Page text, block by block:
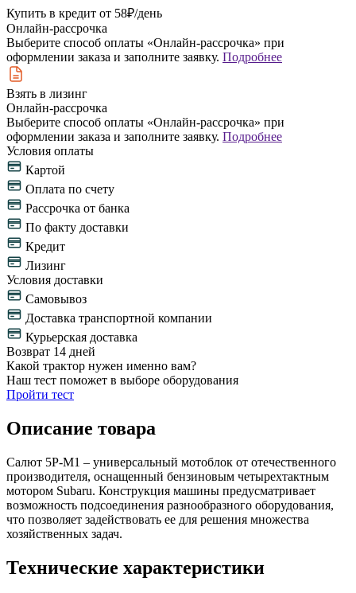
Купить в кредит от 58₽/день
Онлайн-рассрочка
Выберите способ оплаты «Онлайн-рассрочка» при
оформлении заказа и заполните заявку. Подробнее
Взять в лизинг
Онлайн-рассрочка
Выберите способ оплаты «Онлайн-рассрочка» при
оформлении заказа и заполните заявку. Подробнее
Условия оплаты
Картой
Оплата по счету
Рассрочка от банка
По факту доставки
Кредит
Лизинг
Условия доставки
Самовывоз
Доставка транспортной компании
Курьерская доставка
Возврат 14 дней
Какой трактор нужен именно вам?
Наш тест поможет в выборе оборудования
Пройти тест
Описание товара
Салют 5Р-М1 – универсальный мотоблок от отечественного
производителя, оснащенный бензиновым четырехтактным
мотором Subaru. Конструкция машины предусматривает
возможность подсоединения разнообразного оборудования,
что позволяет задействовать ее для решения множества
хозяйственных задач.
Технические характеристики